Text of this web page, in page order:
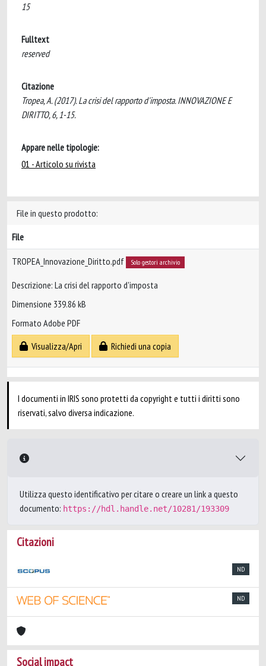
15
Fulltext
reserved
Citazione
Tropea, A. (2017). La crisi del rapporto d'imposta. INNOVAZIONE E
DIRITTO, 6, 1-15.
Appare nelle tipologie:
01 - Articolo su rivista
File in questo prodotto:
File
TROPEA_Innovazione_Diritto.pdf Solo gestori archivio
Descrizione: La crisi del rapporto d'imposta
Dimensione 339.86 kB
Formato Adobe PDF
Visualizza/Apri
Richiedi una copia
I documenti in IRIS sono protetti da copyright e tutti i diritti sono
riservati, salvo diversa indicazione.
Utilizza questo identificativo per citare o creare un link a questo
documento: https://hdl.handle.net/10281/193309
Citazioni
ND
ND
Social impact